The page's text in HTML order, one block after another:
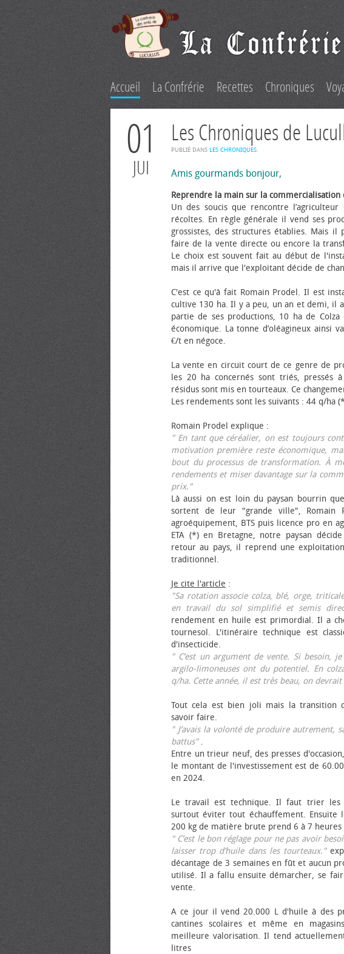
Accueil La Confrérie Recettes Chroniques
01
JUI
Les Chroniques de
PUBLIÉ DANS LES CHRONIQUES.
Amis gourmands bonjour,
Reprendre la main sur la commercialisation
Un des soucis que rencontre
récoltes. En règle générale il vend ses
grossistes, des structures établies. Mais
faire de la vente directe ou encore la
Le choix est souvent fait au début de
mais il arrive que l'exploitant décide de
C'est ce qu'à fait Romain Prodel. Il est
cultive 130 ha. Il y a peu, un an et demi, il
partie de ses productions, 10 ha de
économique. La tonne d’oléagineux ainsi
€/t en négoce.
La vente en circuit court de ce genre de
les 20 ha concernés sont triés, pressés
résidus sont mis en tourteaux. Ce
Les rendements sont les suivants : 44 q/ha
Romain Prodel explique :
" En tant que céréalier, on est toujours
motivation première reste économique,
bout du processus de transformation. À
rendements et miser davantage sur la
prix."
Là aussi on est loin du paysan bourrin
sortent de leur "grande ville", Romain
agroéquipement, BTS puis licence pro en
ETA (*) en Bretagne, notre paysan
retour au pays, il reprend une
traditionnel.
Je cite l'article :
"Sa rotation associe colza, blé, orge,
en travail du sol simplifié et semis
rendement en huile est primordial. Il a
tournesol. L'itinéraire technique est
d'insecticide.
" C’est un argument de vente. Si besoin,
argilo-limoneuses ont du potentiel. En
q/ha. Cette année, il est très beau, on
Tout cela est bien joli mais la transition
savoir faire.
" J’avais la volonté de produire autrement,
battus".
Entre un trieur neuf, des presses
le montant de l'investissement est de
en 2024.
Le travail est technique. Il faut trier les
surtout éviter tout échauffement. Ensuite
200 kg de matière brute prend 6 à 7
" C’est le bon réglage pour ne pas avoir
laisser trop d’huile dans les tourteaux."
décantage de 3 semaines en fût et aucun
utilisé. Il a fallu ensuite démarcher, se
vente.
A ce jour il vend 20.000 L d'huile à des
cantines scolaires et même en
meilleure valorisation. Il tend
litres